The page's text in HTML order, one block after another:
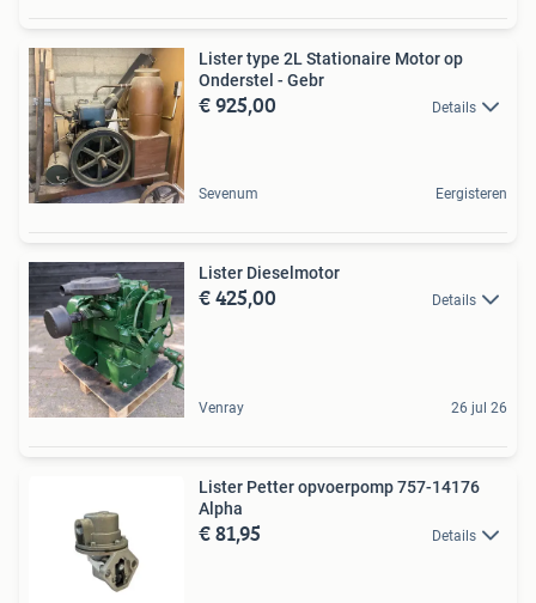
Lister type 2L Stationaire Motor op
Onderstel - Gebr
€ 925,00 Details
Sevenum Eergisteren
Lister Dieselmotor
€ 425,00 Details
Venray 26 jul 26
Lister Petter opvoerpomp 757-14176
Alpha
€ 81,95 Details